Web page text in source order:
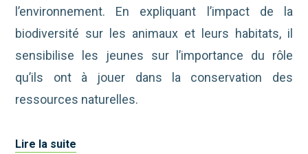
l’environnement. En expliquant l’impact de la
biodiversité sur les animaux et leurs habitats, il
sensibilise les jeunes sur l’importance du rôle
qu’ils ont à jouer dans la conservation des
ressources naturelles.
Lire la suite